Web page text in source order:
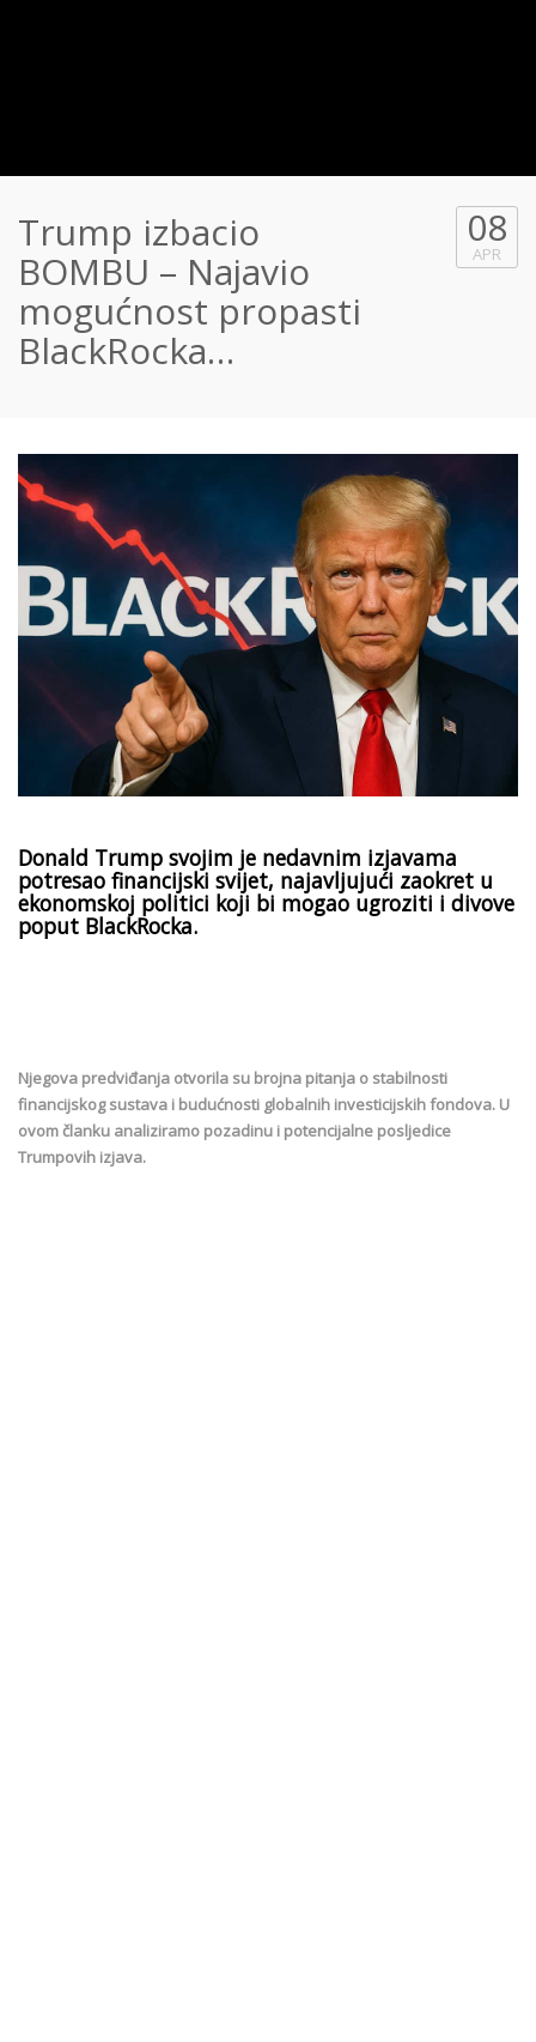
Trump izbacio
BOMBU – Najavio
mogućnost propasti
BlackRocka…
08
APR
Donald Trump svojim je nedavnim izjavama
potresao financijski svijet, najavljujući zaokret u
ekonomskoj politici koji bi mogao ugroziti i divove
poput BlackRocka.
Njegova predviđanja otvorila su brojna pitanja o stabilnosti
financijskog sustava i budućnosti globalnih investicijskih fondova. U
ovom članku analiziramo pozadinu i potencijalne posljedice
Trumpovih izjava.